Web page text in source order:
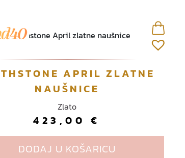
APRIL ZLATNE
NAUŠNICE
Zlato
423,00€
DODAJ U KOŠARICU